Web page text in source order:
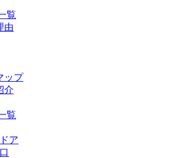
覧
由
ップ
介
覧
ア